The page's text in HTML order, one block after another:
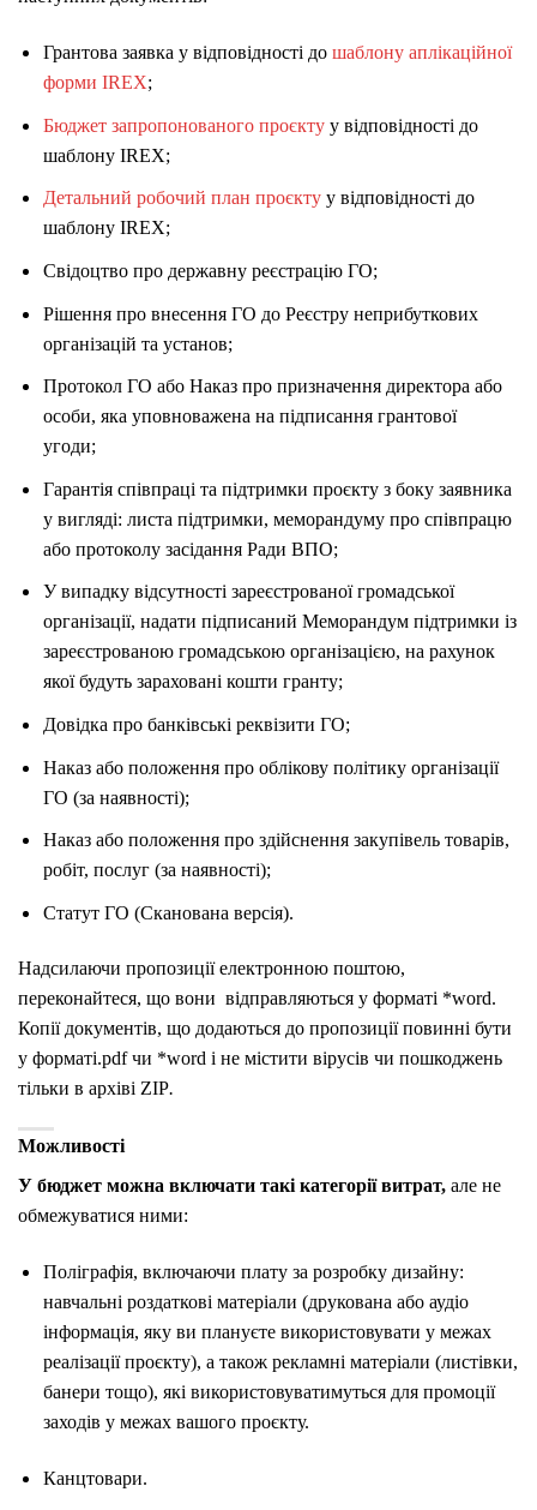
Грантова заявка у відповідності до шаблону аплікаційної
форми IREX;
Бюджет запропонованого проєкту у відповідності до
шаблону IREX;
Детальний робочий план проєктуу відповідності до
шаблону IREX;
Свідоцтво про державну реєстрацію ГО;
Рішення про внесення ГО до Реєстру неприбуткових
організацій та установ;
Протокол ГО або Наказ про призначення директора або
особи, яка уповноважена на підписання грантової
угоди;
Гарантія співпраці та підтримки проєкту з боку заявника
у вигляді: листа підтримки, меморандуму про співпрацю
або протоколу засідання Ради ВПО;
У випадку відсутності зареєстрованої громадської
організації, надати підписаний Меморандум підтримки із
зареєстрованою громадською організацією, на рахунок
якої будуть зараховані кошти гранту;
Довідка про банківські реквізити ГО;
Наказ або положення про облікову політику організації
ГО (за наявності);
Наказ або положення про здійснення закупівель товарів,
робіт, послуг (за наявності);
Статут ГО (Сканована версія).
Надсилаючи пропозиції електронною поштою,
переконайтеся, що вони відправляються у форматі *word.
Копії документів, що додаються до пропозиції повинні бути
у форматі.pdf чи *word і не містити вірусів чи пошкоджень
тільки в архіві ZIP.
Можливості
У бюджет можна включати такі категорії витрат, але не
обмежуватися ними:
Поліграфія, включаючи плату за розробку дизайну:
навчальні роздаткові матеріали (друкована або аудіо
інформація, яку ви плануєте використовувати у межах
реалізації проєкту), а також рекламні матеріали (листівки,
банери тощо), які використовуватимуться для промоції
заходів у межах вашого проєкту.
Канцтовари.